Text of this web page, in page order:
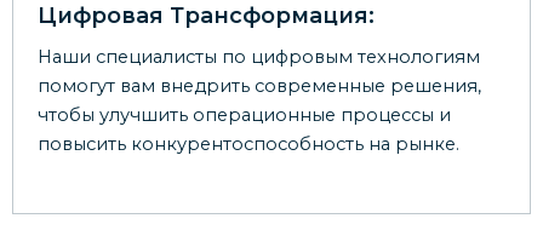
Цифровая Трансформация:
Наши специалисты по цифровым технологиям
помогут вам внедрить современные решения,
чтобы улучшить операционные процессы и
повысить конкурентоспособность на рынке.